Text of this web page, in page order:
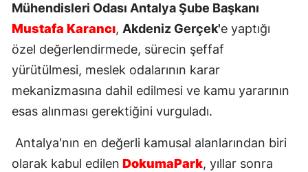
Mühendisleri Odası Antalya Şube Başkanı
Mustafa Karancı, Akdeniz Gerçek'e yaptığı
özel değerlendirmede, sürecin şeffaf
yürütülmesi, meslek odalarının karar
mekanizmasına dahil edilmesi ve kamu yararının
esas alınması gerektiğini vurguladı.
Antalya'nın en değerli kamusal alanlarından biri
olarak kabul edilen DokumaPark, yıllar sonra